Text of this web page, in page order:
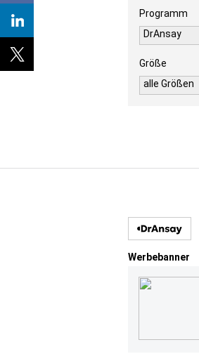
Programm
DrAnsay
Größe
alle Größen
Werbebanner